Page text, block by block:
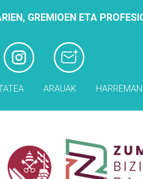
GREMIOEN ETA
ARAUAK